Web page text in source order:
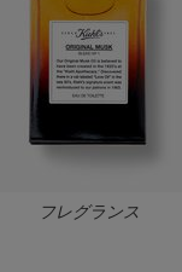
フレグランス